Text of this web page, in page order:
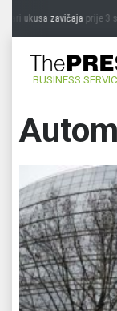
zavičajaprije 3 sedmice
BUSINESS